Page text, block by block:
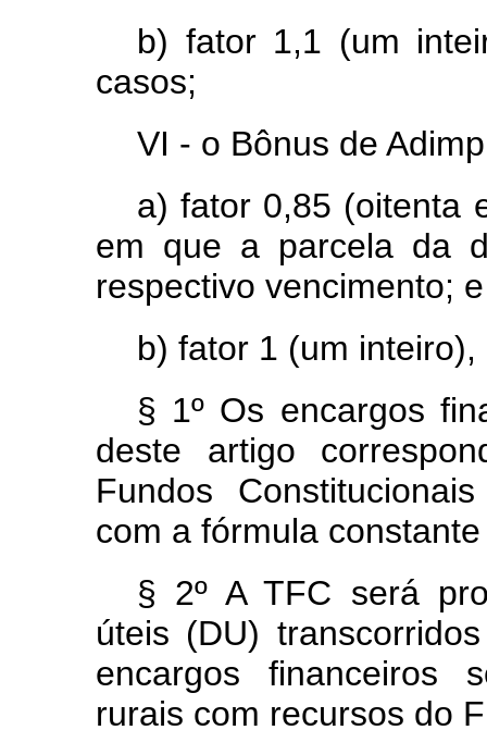
b) fator 1,1 (um
casos;
VI - o Bônus de
a) fator 0,85 (oitenta
em que a parcela da
respectivo vencimento; e
b) fator 1 (um
§ 1º Os encargos
deste artigo
Fundos
com a fórmula
§ 2º A TFC será
úteis (DU)
encargos financeiros
rurais com recursos do